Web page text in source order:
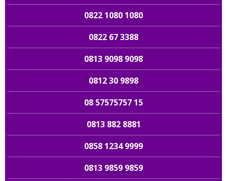
0822 1080 1080
0822 67 3388
0813 9098 9098
0812 30 9898
08 57575757 15
0813 882 8881
0858 1234 9999
0813 9859 9859